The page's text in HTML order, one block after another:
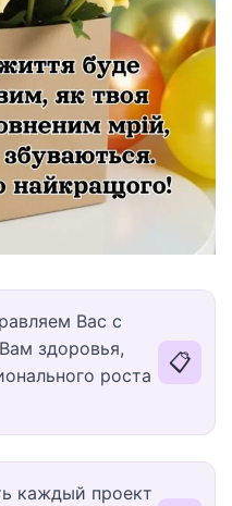
Вас с
здоровья,
роста
📋
каждый проект